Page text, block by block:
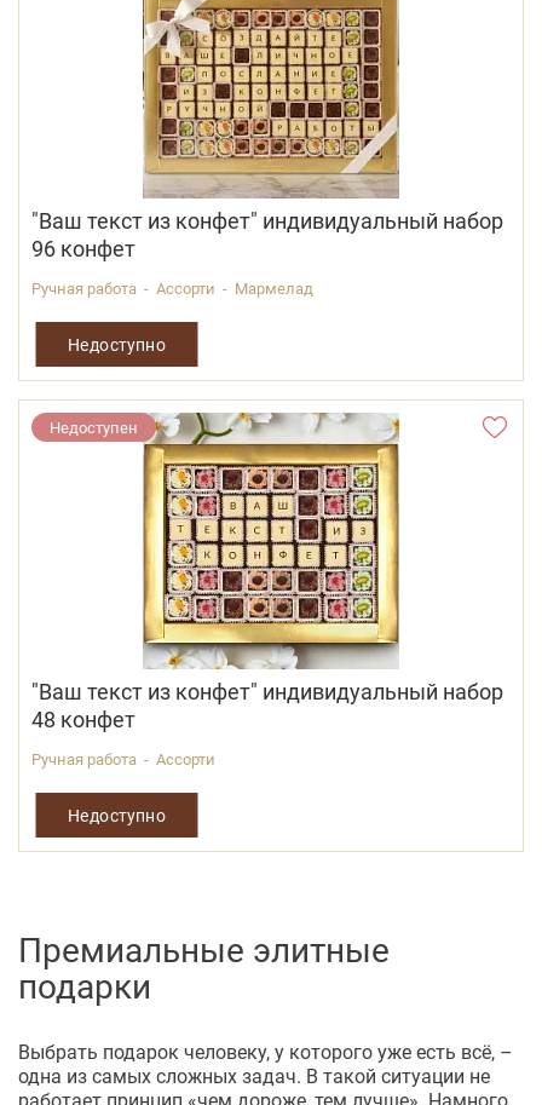
"Ваш текст из конфет" индивидуальный набор
96 конфет
Ручная работа - Ассорти - Мармелад
Недоступно
Недоступен
"Ваш текст из конфет" индивидуальный набор
48 конфет
Ручная работа - Ассорти
Недоступно
Премиальные элитные
подарки
Выбрать подарок человеку, у которого уже есть всё, –
одна из самых сложных задач. В такой ситуации не
работает принцип «чем дороже, тем лучше». Намного